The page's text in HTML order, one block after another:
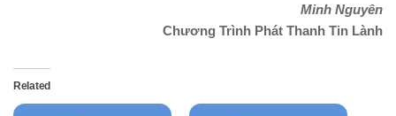
Minh Nguyên
Chương Trình Phát Thanh Tin Lành
Related